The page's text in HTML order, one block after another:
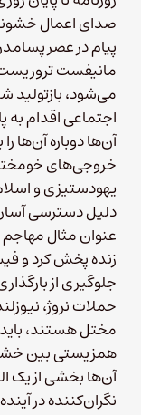
صدای اعمال
پیام در عصر
مانیفست
می‌شود،
اجتماعی اقدام به
آن‌ها دوباره آن‌ها
خروجی‌های
یهودستیزی و
دلیل دسترسی آسان
عنوان مثال مهاجم
زنده پخش کرد و
جلوگیری از
مختل هستند،
همزیستی بین
آن‌ها بخشی از یک
نگران‌کننده در